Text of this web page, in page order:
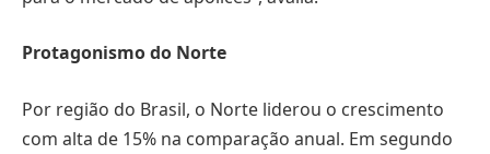
Protagonismo do Norte
Por região do Brasil, o Norte liderou o crescimento
com alta de 15% na comparação anual. Em segundo